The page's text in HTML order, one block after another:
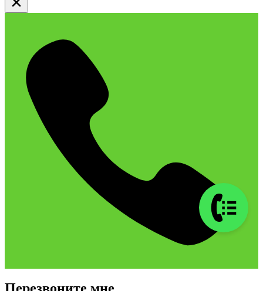
Перезвоните мне